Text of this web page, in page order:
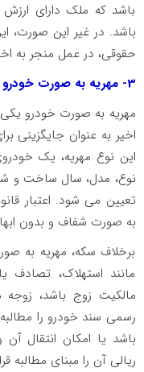
باشد که ملک دارای ارزش
باشد. در غیر این صورت،
حقوقی، در عمل منجر به
3- مهریه به صورت خودرو
مهریه به صورت خودرو
اخیر به عنوان
این نوع مهریه، یک
نوع، مدل، سال ساخت و
تعیین می شود. اعتبار
به صورت شفاف و بدون
برخلاف سکه، مهریه به
مانند استهلاک، تصادف
مالکیت زوج باشد، زوجه
رسمی سند خودرو را
باشد یا امکان انتقال آن
ریالی آن را مبنای